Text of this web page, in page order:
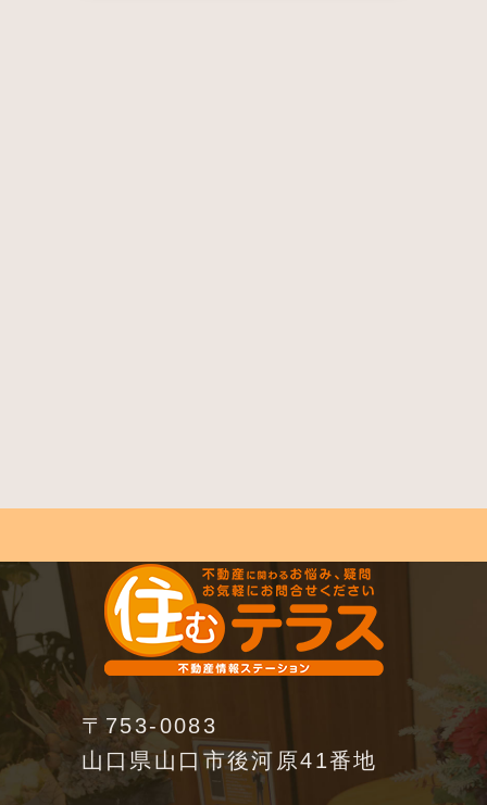
〒753-0083
山口県山口市後河原41番地